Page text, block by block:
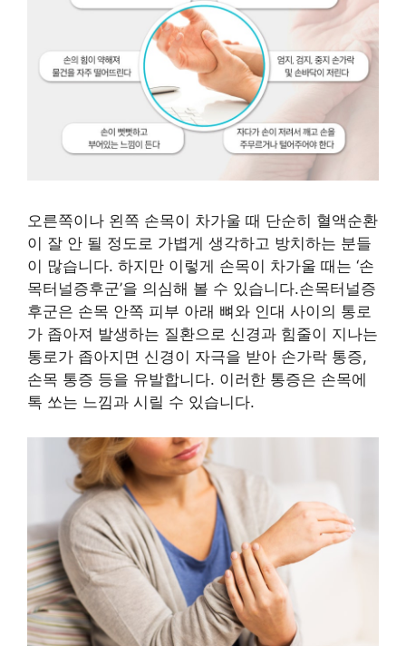
오른쪽이나 왼쪽 손목이 차가울 때 단순히 혈액순환
이 잘 안 될 정도로 가볍게 생각하고 방치하는 분들
이 많습니다. 하지만 이렇게 손목이 차가울 때는 ‘손
목터널증후군’을 의심해 볼 수 있습니다.손목터널증
후군은 손목 안쪽 피부 아래 뼈와 인대 사이의 통로
가 좁아져 발생하는 질환으로 신경과 힘줄이 지나는
통로가 좁아지면 신경이 자극을 받아 손가락 통증,
손목 통증 등을 유발합니다. 이러한 통증은 손목에
톡 쏘는 느낌과 시릴 수 있습니다.